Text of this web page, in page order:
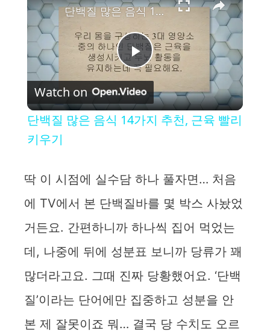
P
l
y
V
i
d
e
단백질 많은 음식 14가지 추천, 근육 빨리 키우기
Watch on
단백질 많은 음식 14가지 추천, 근육 빨리
키우기
딱 이 시점에 실수담 하나 풀자면… 처음
에 TV에서 본 단백질바를 몇 박스 사놨었
거든요. 간편하니까 하나씩 집어 먹었는
데, 나중에 뒤에 성분표 보니까 당류가 꽤
많더라고요. 그때 진짜 당황했어요. ‘단백
질’이라는 단어에만 집중하고 성분을 안
본 제 잘못이죠 뭐… 결국 당 수치도 오르